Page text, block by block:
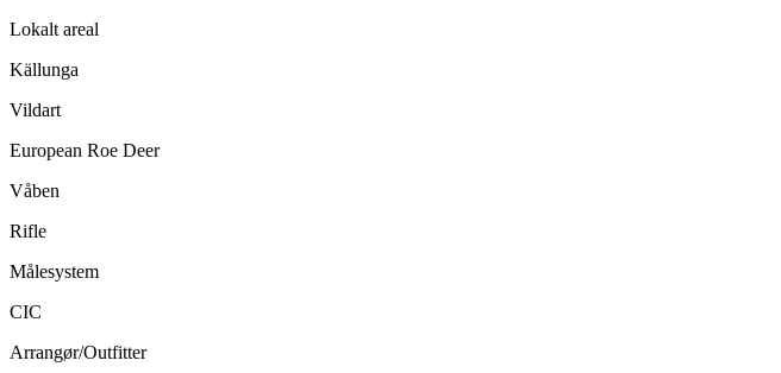
Lokalt areal
Källunga
Vildart
European Roe Deer
Våben
Rifle
Målesystem
CIC
Arrangør/Outfitter